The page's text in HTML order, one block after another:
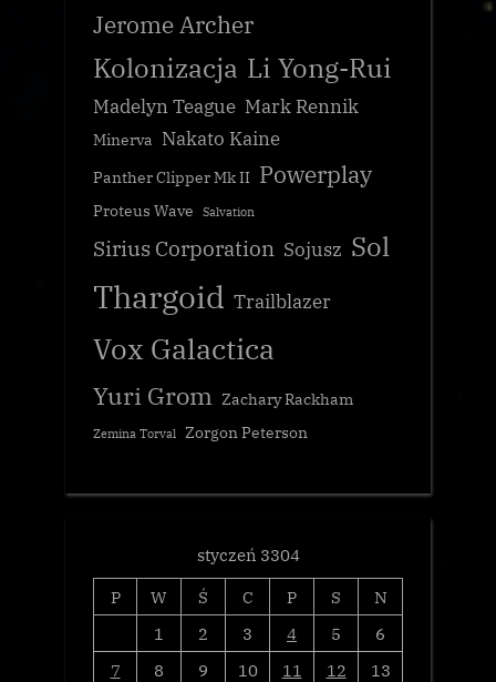
Jerome Archer
Kolonizacja Li Yong-Rui
Madelyn Teague Mark Rennik
Minerva Nakato Kaine
Panther Clipper Mk II Powerplay
Proteus Wave Salvation
Sirius Corporation Sojusz Sol
Thargoid Trailblazer
Vox Galactica
Yuri Grom Zachary Rackham
Zemina Torval Zorgon Peterson
styczeń 3304
P
W Ś C P S
N
1
2 3 4 5
6
7
8 9 10 11 12
13